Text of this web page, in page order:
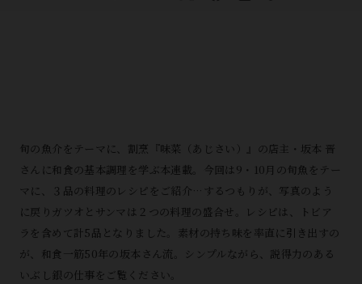
旬の魚介をテーマに、割烹『味菜（あじさい）』の店主・坂本 晋
さんに和食の基本調理を学ぶ本連載。今回は9・10月の旬魚をテー
マに、３品の料理のレシピをご紹介…するつもりが、写真のよう
に戻りガツオとサンマは２つの料理の盛合せ。レシピは、トビア
ラを含めて計5品となりました。素材の持ち味を率直に引き出すの
が、和食一筋50年の坂本さん流。シンプルながら、説得力のある
いぶし銀の仕事をご覧ください。